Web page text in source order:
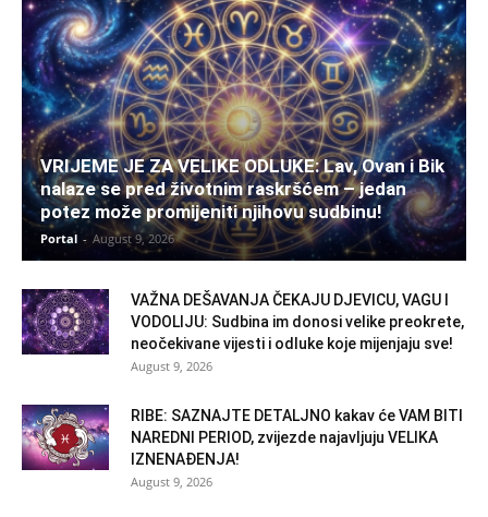
VRIJEME JE ZA VELIKE ODLUKE: Lav, Ovan i Bik
nalaze se pred životnim raskršćem – jedan
potez može promijeniti njihovu sudbinu!
Portal - August 9, 2026
VAŽNA DEŠAVANJA ČEKAJU DJEVICU, VAGU I
VODOLIJU: Sudbina im donosi velike preokrete,
neočekivane vijesti i odluke koje mijenjaju sve!
August 9, 2026
RIBE: SAZNAJTE DETALJNO kakav će VAM BITI
NAREDNI PERIOD, zvijezde najavljuju VELIKA
IZNENAĐENJA!
August 9, 2026